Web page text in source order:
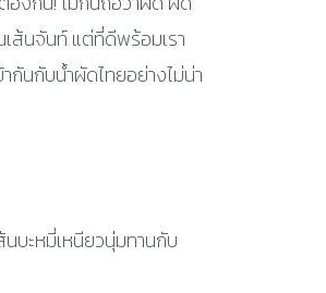
เส้นจันท์ แต่ที่ดีพร้อมเรา
กันกับน้ำผัดไทยอย่างไม่น่า
นบะหมี่เหนียวนุ่มทานกับ